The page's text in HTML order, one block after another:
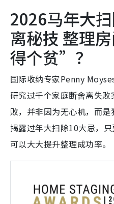
2026马年大
离秘技 整理
得个贫”？
国际收纳专家Penny
研究过千个家庭断舍离失
败，并非因为无心机，而
揭露过年大扫除10大忌，
可以大大提升整理成功率。